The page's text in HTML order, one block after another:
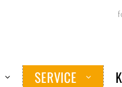
SERVICE